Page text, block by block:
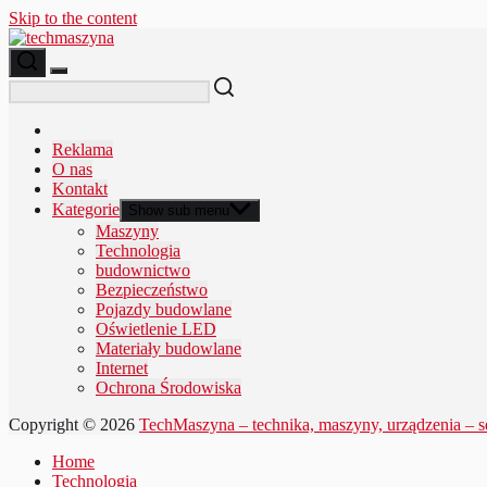
Skip to the content
Reklama
O nas
Kontakt
Kategorie Show sub menu
Maszyny
Technologia
budownictwo
Bezpieczeństwo
Pojazdy budowlane
Oświetlenie LED
Materiały budowlane
Internet
Ochrona Środowiska
Copyright © 2026 TechMaszyna – technika, maszyny, urządzenia –
Home
Technologia